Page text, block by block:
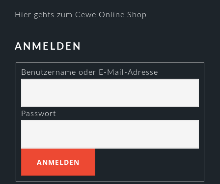
Hier gehts zum Cewe Online Shop
ANMELDEN
Benutzername oder E-Mail-Adresse
Passwort